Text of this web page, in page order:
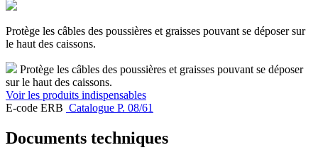
Protège les câbles des poussières et graisses pouvant se déposer sur
le haut des caissons.
Protège les câbles des poussières et graisses pouvant se déposer
sur le haut des caissons.
Voir les produits indispensables
E-code ERB Catalogue P. 08/61
Documents techniques